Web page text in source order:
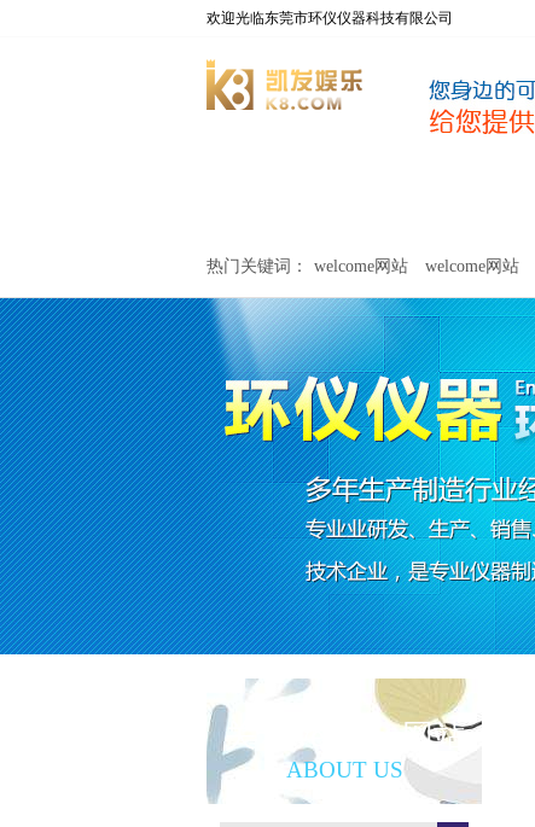
欢迎光临东莞市环仪仪器科技有限公司
关于环仪 联系环仪
热门关键词： welcome网站 welcome网站
网站 welcome网站
关于welcome网站
ABOUT US